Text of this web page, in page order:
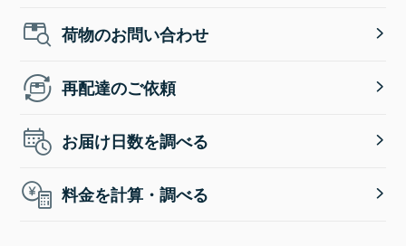
荷物のお問い合わせ
再配達のご依頼
お届け日数を調べる
料金を計算・調べる